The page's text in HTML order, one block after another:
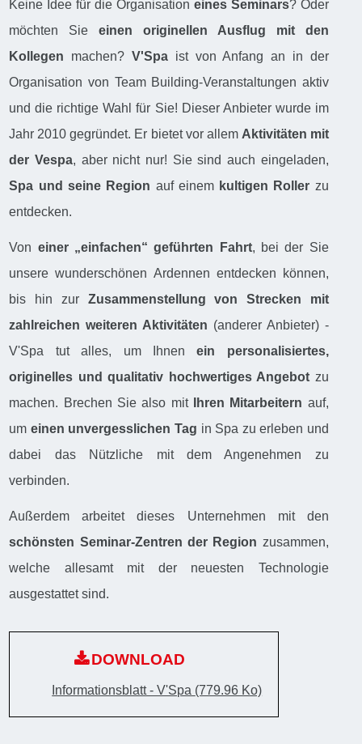
Keine Idee für die Organisation eines Seminars? Oder
möchten Sieeinen originellen Ausflug mit den
Kollegen machen? V'Spaist von Anfang an in der
Organisation von Team Building-Veranstaltungen aktiv
und die richtige Wahl für Sie! Dieser Anbieter wurde im
Jahr 2010 gegründet. Er bietet vor allem Aktivitäten mit
der Vespa, aber nicht nur! Sie sind auch eingeladen,
Spa und seine Region auf einem kultigen Roller zu
entdecken.
Von einer „einfachen“ geführten Fahrt, bei der Sie
unsere wunderschönen Ardennen entdecken können,
bis hin zur Zusammenstellung von Strecken mit
zahlreichen weiteren Aktivitäten (anderer Anbieter) -
V'Spa tut alles, um Ihnenein personalisiertes,
originelles und qualitativ hochwertiges Angebot zu
machen. Brechen Sie also mit
Ihren Mitarbeitern auf,
um einen unvergesslichen Tag in Spa zu erleben und
dabei das Nützliche mit dem Angenehmen zu
verbinden.
Außerdem arbeitet dieses Unternehmen mit den
schönsten Seminar-Zentren der Region zusammen,
welche allesamt mit der neuesten Technologie
ausgestattet sind.
DOWNLOAD
Informationsblatt - V'Spa (779.96 Ko)